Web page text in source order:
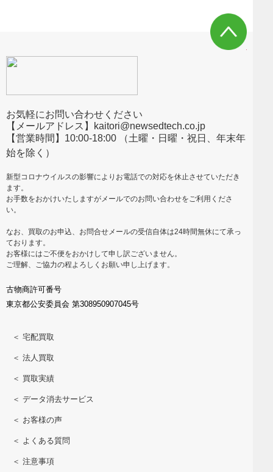
お気軽にお問い合わせください
【メールアドレス】kaitori@newsedtech.co.jp
【営業時間】10:00-18:00 （土曜・日曜・祝日、年末年
始を除く）
新型コロナウイルスの影響によりお電話での対応を休止させていただき
ます。
お手数をおかけいたしますがメールでのお問い合わせをご利用くださ
い。
なお、買取のお申込、お問合せメールの受信自体は24時間無休にて承っ
ております。
お客様にはご不便をおかけして申し訳ございません。
ご理解、ご協力の程よろしくお願い申し上げます。
古物商許可番号
東京都公安委員会 第308950907045号
＜ 宅配買取
＜ 法人買取
＜ 買取実績
＜ データ消去サービス
＜ お客様の声
＜ よくある質問
＜ 注意事項